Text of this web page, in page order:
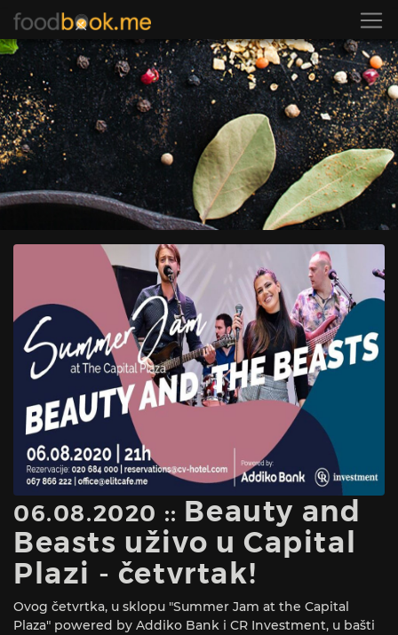
06.08.2020 :: Beauty and
Beasts uživo u Capital
Plazi - četvrtak!
Ovog četvrtka, u sklopu "Summer Jam at the Capital
Plaza" powered by Addiko Bank i CR Investment, u bašti